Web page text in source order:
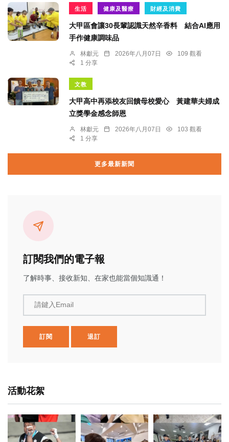
生活 健康及醫療 財經及消費
大甲區會讓30長輩認識天然辛香料 結合AI應用
手作健康調味品
林獻元 2026年八月07日
109 觀看
1 分享
文教
大甲高中再添校友回饋母校愛心 黃建華夫婦成
立獎學金感念師恩
林獻元 2026年八月07日
103 觀看
1 分享
更多最新新聞
訂閱我們的電子報
了解時事、接收新知、在家也能當個知識通！
請鍵入Email
訂閱 退訂
活動花絮